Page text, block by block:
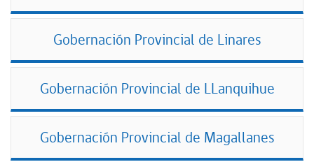
Gobernación Provincial de Linares
Gobernación Provincial de LLanquihue
Gobernación Provincial de Magallanes